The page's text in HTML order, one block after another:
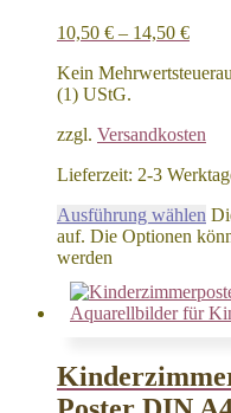
10,50 € – 14,50 €
Kein
(1) UStG.
zzgl. Versandkosten
Lieferzeit: 2-3
Ausführung wählen
auf. Die Optionen
werden